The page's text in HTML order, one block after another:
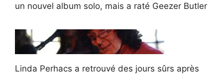
un nouvel album solo, mais a raté Geezer Butler
Linda Perhacs a retrouvé des jours sûrs après